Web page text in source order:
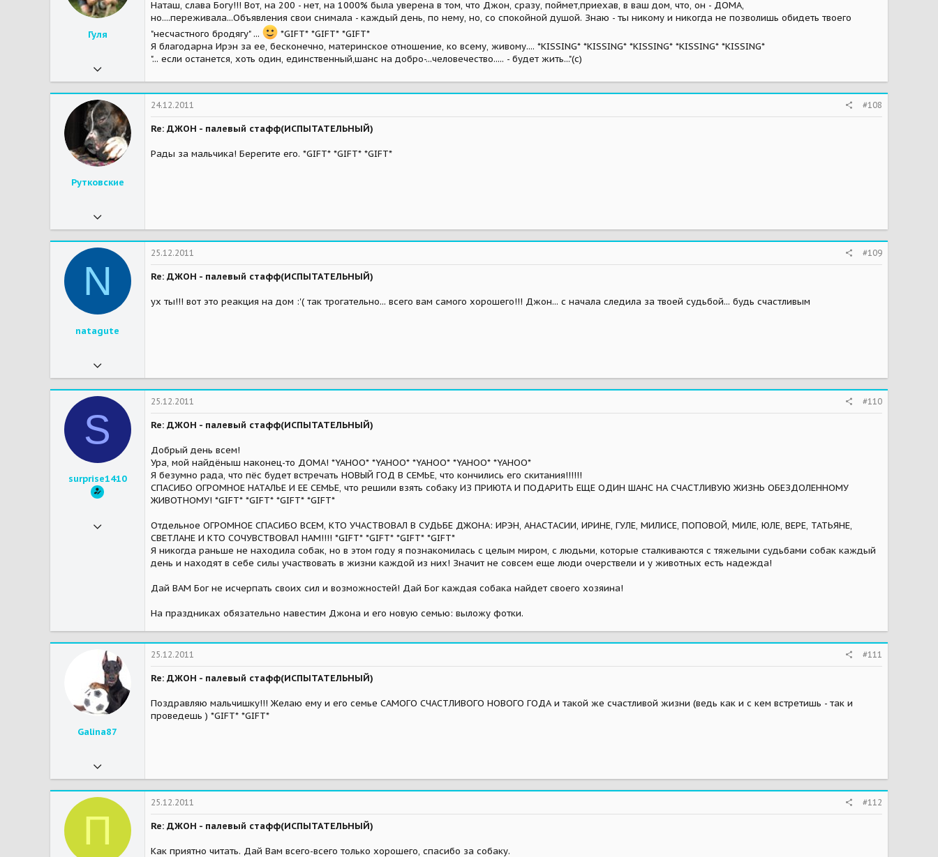
Гуля
11 812
38
59
Мои зверушки
Наташ, слава Богу!!! Вот, на 200 - нет, на 1000% была уверена в том, что Джон, сразу, поймет,приехав, в ваш дом, что, он - ДОМА,
но....переживала...Объявления свои снимала - каждый день, по нему, но, со спокойной душой. Знаю - ты никому и никогда не позволишь обидеть твоего
"несчастного бродягу" ...
*GIFT* *GIFT* *GIFT*
Я благодарна Ирэн за ее, бесконечно, материнское отношение, ко всему, живому.... *KISSING* *KISSING* *KISSING* *KISSING* *KISSING*
"... если останется, хоть один, единственный,шанс на добро-...человечество..... - будет жить..."(с)
Рутковские
14 510
38
Мытищи МО
24.12.2011 #108
Re: ДЖОН - палевый стафф(ИСПЫТАТЕЛЬНЫЙ)
Рады за мальчика! Берегите его. *GIFT* *GIFT* *GIFT*
N
natagute
128
16
45
Москва
Мои зверушки
25.12.2011 #109
Re: ДЖОН - палевый стафф(ИСПЫТАТЕЛЬНЫЙ)
ух ты!!! вот это реакция на дом :'( так трогательно... всего вам самого хорошего!!! Джон... с начала следила за твоей судьбой... будь счастливым
S
surprise1410
25.12.2011 #110
Re: ДЖОН - палевый стафф(ИСПЫТАТЕЛЬНЫЙ)
Добрый день всем!
Ура, мой найдёныш наконец-то ДОМА! *YAHOO* *YAHOO* *YAHOO* *YAHOO* *YAHOO*
Я безумно рада, что пёс будет встречать НОВЫЙ ГОД В СЕМЬЕ, что кончились его скитания!!!!!!
СПАСИБО ОГРОМНОЕ НАТАЛЬЕ И ЕЕ СЕМЬЕ, что решили взять собаку ИЗ ПРИЮТА И ПОДАРИТЬ ЕЩЕ ОДИН ШАНС НА СЧАСТЛИВУЮ ЖИЗНЬ ОБЕЗДОЛЕННОМУ
ЖИВОТНОМУ! *GIFT* *GIFT* *GIFT* *GIFT*
Отдельное ОГРОМНОЕ СПАСИБО ВСЕМ, КТО УЧАСТВОВАЛ В СУДЬБЕ ДЖОНА: ИРЭН, АНАСТАСИИ, ИРИНЕ, ГУЛЕ, МИЛИСЕ, ПОПОВОЙ, МИЛЕ, ЮЛЕ, ВЕРЕ, ТАТЬЯНЕ,
СВЕТЛАНЕ И КТО СОЧУВСТВОВАЛ НАМ!!!! *GIFT* *GIFT* *GIFT* *GIFT*
Я никогда раньше не находила собак, но в этом году я познакомилась с целым миром, с людьми, которые сталкиваются с тяжелыми судьбами собак каждый
день и находят в себе силы участвовать в жизни каждой из них! Значит не совсем еще люди очерствели и у животных есть надежда!
Дай ВАМ Бог не исчерпать своих сил и возможностей! Дай Бог каждая собака найдет своего хозяина!
На праздниках обязательно навестим Джона и его новую семью: выложу фотки.
Galina87
316
16
39
25.12.2011 #111
Re: ДЖОН - палевый стафф(ИСПЫТАТЕЛЬНЫЙ)
Поздравляю мальчишку!!! Желаю ему и его семье САМОГО СЧАСТЛИВОГО НОВОГО ГОДА и такой же счастливой жизни (ведь как и с кем встретишь - так и
проведешь ) *GIFT* *GIFT*
П
25.12.2011 #112
Re: ДЖОН - палевый стафф(ИСПЫТАТЕЛЬНЫЙ)
Как приятно читать. Дай Вам всего-всего только хорошего, спасибо за собаку.